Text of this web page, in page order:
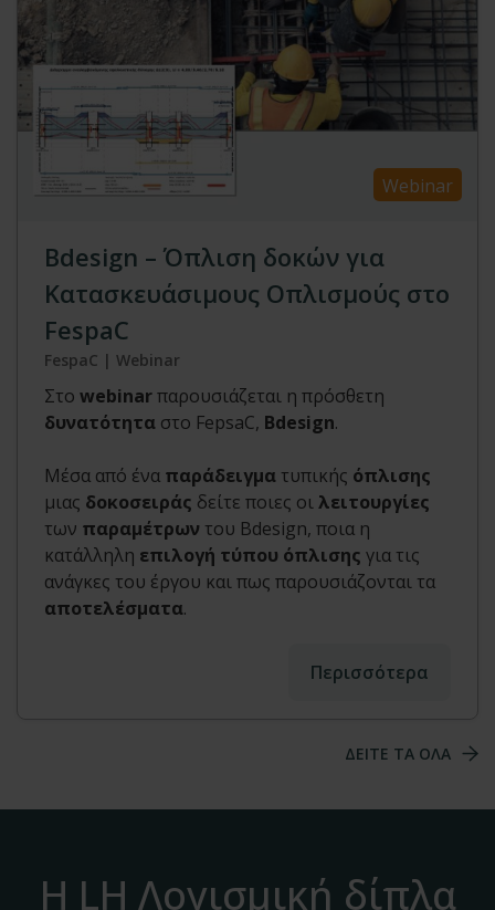
Webinar
Bdesign – Όπλιση δοκών για
Κατασκευάσιμους Οπλισμούς στο
FespaC
FespaC | Webinar
Στο webinarπαρουσιάζεται η πρόσθετη
δυνατότητα στο FepsaC, Bdesign.
Μέσα από ένα παράδειγμα τυπικής όπλισης
μιας δοκοσειράς δείτε ποιες οιλειτουργίες
των παραμέτρων του Bdesign, ποια η
κατάλληλη επιλογή τύπου όπλισης για τις
ανάγκες του έργου και πως παρουσιάζονται τα
αποτελέσματα.
Περισσότερα
ΔΕΙΤΕ ΤΑ ΟΛΑ
Η LH Λογισμική δίπλα